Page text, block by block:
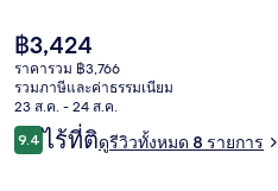
ราคา
ปัจจุบัน
฿3,424
฿3,424
ราคารวม ฿3,766
รวมภาษีและค่าธรรมเนียม
23 ส.ค. - 24 ส.ค.
รีวิว
9.49.4 จาก 10
ไร้ที่ติดูรีวิวทั้งหมด 8 รายการ